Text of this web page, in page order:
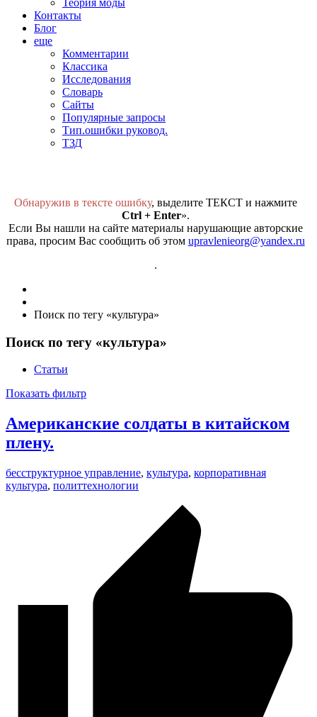
Теория моды
Контакты
Блог
еще
Комментарии
Классика
Исследования
Словарь
Сайты
Популярные запросы
Тип.ошибки руковод.
ТЗД
Обнаружив в тексте ошибку, выделите ТЕКСТ и нажмите
Ctrl + Enter».
Если Вы нашли на сайте материалы нарушающие авторские
права, просим Вас сообщить об этом upravlenieorg@yandex.ru
.
Поиск по тегу «культура»
Поиск по тегу «культура»
Статьи
Показать фильтр
Американские солдаты в китайском
плену.
бесструктурное управление, культура, корпоративная
культура, политтехнологии